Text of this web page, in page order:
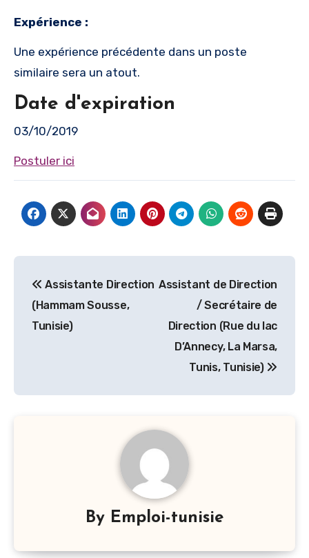
Expérience :
Une expérience précédente dans un poste
similaire sera un atout.
Date d'expiration
03/10/2019
Postuler ici
de
l’article
Assistante Direction
(Hammam Sousse,
Tunisie)
Assistant de Direction
/ Secrétaire de
Direction (Rue du lac
D’Annecy, La Marsa,
Tunis, Tunisie)
By Emploi-tunisie